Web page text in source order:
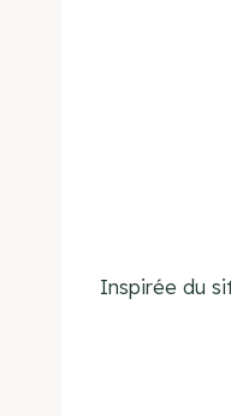
Inspirée du